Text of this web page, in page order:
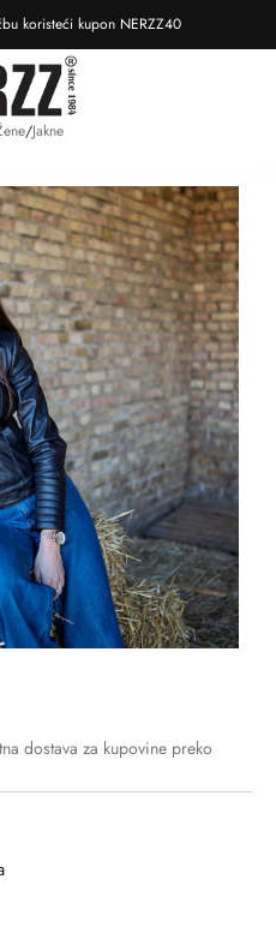
koristeći kupon NERZZ40
/Jakne
dostava za kupovine preko